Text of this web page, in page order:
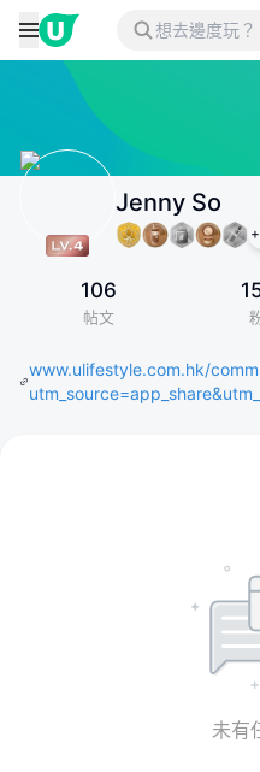
Jenny So
+
106
帖文
www.ulifestyle.com.hk/
未有